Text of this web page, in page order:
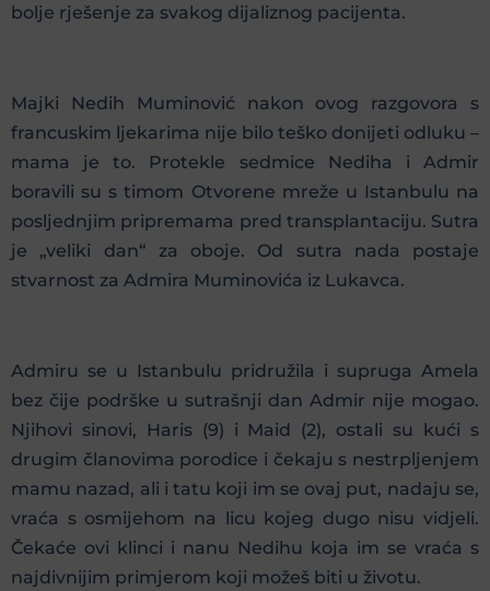
bolje rješenje za svakog dijaliznog pacijenta.
Majki Nedih Muminović nakon ovog razgovora s
francuskim ljekarima nije bilo teško donijeti odluku –
mama je to. Protekle sedmice Nediha i Admir
boravili su s timom Otvorene mreže u Istanbulu na
posljednjim pripremama pred transplantaciju. Sutra
je „veliki dan“ za oboje. Od sutra nada postaje
stvarnost za Admira Muminovića iz Lukavca.
Admiru se u Istanbulu pridružila i supruga Amela
bez čije podrške u sutrašnji dan Admir nije mogao.
Njihovi sinovi, Haris (9) i Maid (2), ostali su kući s
drugim članovima porodice i čekaju s nestrpljenjem
mamu nazad, ali i tatu koji im se ovaj put, nadaju se,
vraća s osmijehom na licu kojeg dugo nisu vidjeli.
Čekaće ovi klinci i nanu Nedihu koja im se vraća s
najdivnijim primjerom koji možeš biti u životu.